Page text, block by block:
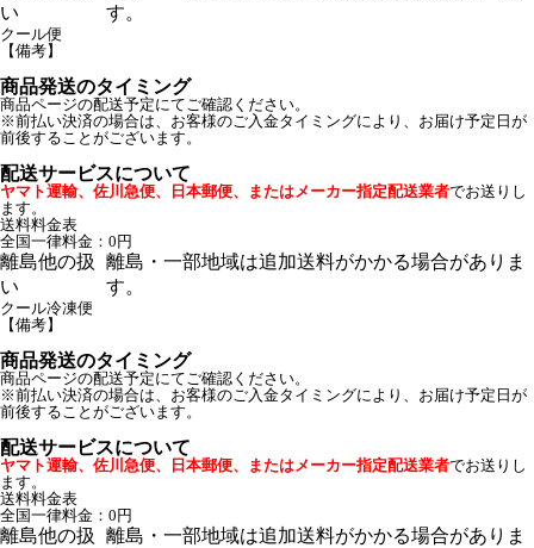
い
す。
クール便
【備考】
商品発送のタイミング
商品ページの配送予定にてご確認ください。
※前払い決済の場合は、お客様のご入金タイミングにより、お届け予定日が
前後することがございます。
配送サービスについて
ヤマト運輸、佐川急便、日本郵便、またはメーカー指定配送業者でお送りし
ます。
送料料金表
全国一律料金：0円
離島他の扱
い
離島・一部地域は追加送料がかかる場合がありま
す。
クール冷凍便
【備考】
商品発送のタイミング
商品ページの配送予定にてご確認ください。
※前払い決済の場合は、お客様のご入金タイミングにより、お届け予定日が
前後することがございます。
配送サービスについて
ヤマト運輸、佐川急便、日本郵便、またはメーカー指定配送業者でお送りし
ます。
送料料金表
全国一律料金：0円
離島他の扱
離島・一部地域は追加送料がかかる場合がありま